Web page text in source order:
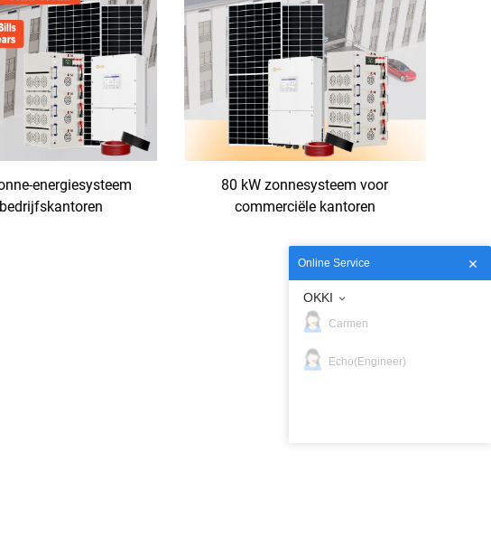
energiesysteem
80 kW zonnesysteem voor
commerciële kantoren
Online Service
OKKI
Carmen
Echo(Engineer)